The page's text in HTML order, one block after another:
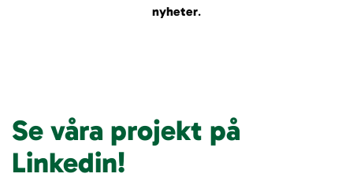
nyheter.
Se våra projekt på
Linkedin!